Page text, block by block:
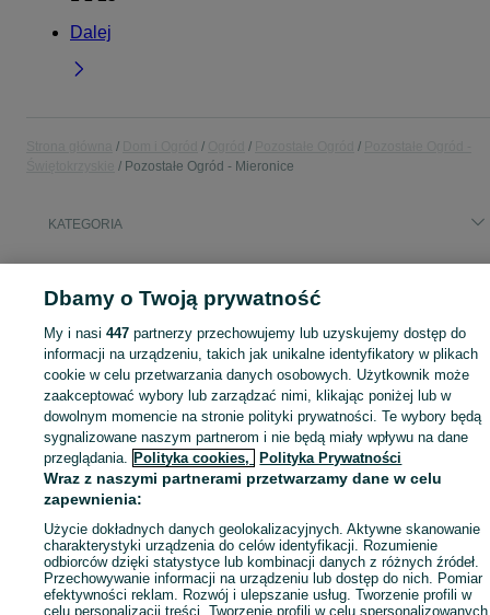
Dalej
Pozostałe Ogród - Mieronice
KATEGORIA
Mapa kategorii
Mapa miejscowości
Mapa ministron
Popularne wyszukiwania
Dbamy o Twoją prywatność
My i nasi447 partnerzy przechowujemy lub uzyskujemy dostęp do
informacji na urządzeniu, takich jak unikalne identyfikatory w plikach
cookie w celu przetwarzania danych osobowych. Użytkownik może
zaakceptować wybory lub zarządzać nimi, klikając poniżej lub w
dowolnym momencie na stronie polityki prywatności. Te wybory będą
sygnalizowane naszym partnerom i nie będą miały wpływu na dane
przeglądania. Polityka cookies, Polityka Prywatności
Wraz z naszymi partnerami przetwarzamy dane w celu
zapewnienia:
Użycie dokładnych danych geolokalizacyjnych. Aktywne skanowanie
charakterystyki urządzenia do celów identyfikacji. Rozumienie
odbiorców dzięki statystyce lub kombinacji danych z różnych źródeł.
Przechowywanie informacji na urządzeniu lub dostęp do nich. Pomiar
efektywności reklam. Rozwój i ulepszanie usług. Tworzenie profili w
celu personalizacji treści. Tworzenie profili w celu spersonalizowanych